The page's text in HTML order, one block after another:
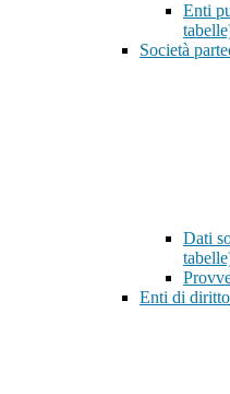
Enti
Società
Dati
Enti di